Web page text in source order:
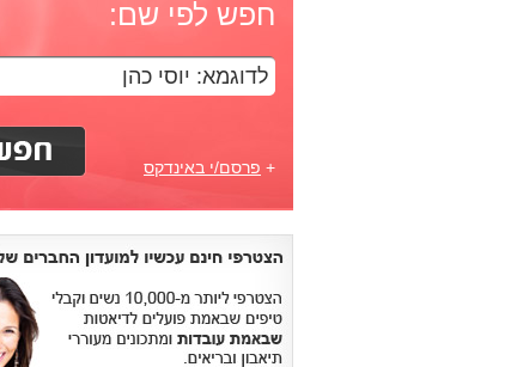
חפש לפי שם:
+ פרסם/י באינדקס